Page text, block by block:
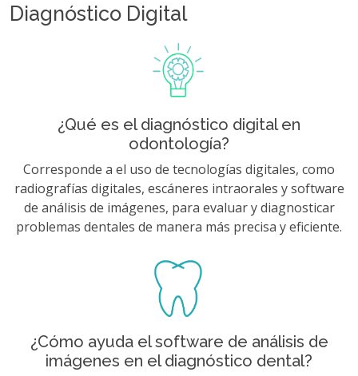
Diagnóstico Digital
¿Qué es el diagnóstico digital en
odontología?
Corresponde a el uso de tecnologías digitales, como
radiografías digitales, escáneres intraorales y software
de análisis de imágenes, para evaluar y diagnosticar
problemas dentales de manera más precisa y eficiente.
¿Cómo ayuda el software de análisis de
imágenes en el diagnóstico dental?